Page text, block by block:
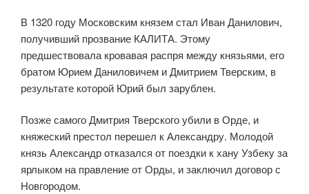
В 1320 году Московским князем стал Иван Данилович,
получивший прозвание КАЛИТА. Этому
предшествовала кровавая распря между князьями, его
братом Юрием Даниловичем и Дмитрием Тверским, в
результате которой Юрий был зарублен.
Позже самого Дмитрия Тверского убили в Орде, и
княжеский престол перешел к Александру. Молодой
князь Александр отказался от поездки к хану Узбеку за
ярлыком на правление от Орды, и заключил договор с
Новгородом.